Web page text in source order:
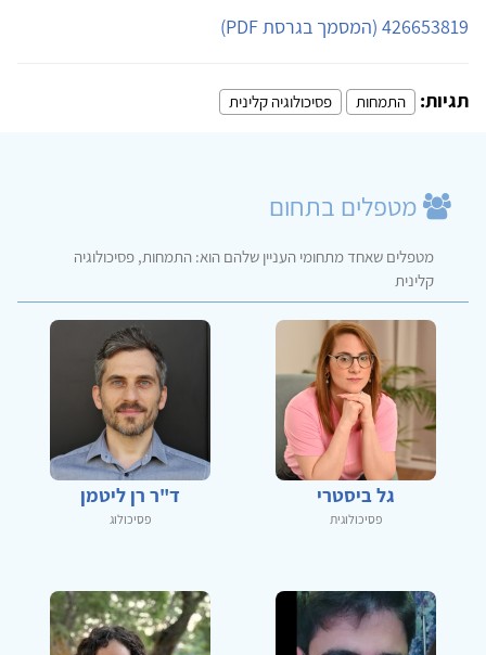
426653819 (המסמך בגרסת PDF)
תגיות: התמחות פסיכולוגיה קלינית
מטפלים בתחום
מטפלים שאחד מתחומי העניין שלהם הוא: התמחות, פסיכולוגיה
קלינית
גל ביסטרי
פסיכולוגית
ד"ר רן ליטמן
פסיכולוג